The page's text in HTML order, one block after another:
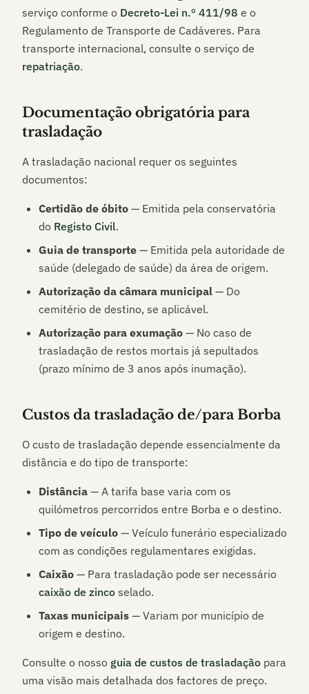
serviço conforme o Decreto-Lei n.º 411/98 e o
Regulamento de Transporte de Cadáveres. Para
transporte internacional, consulte o serviço de
repatriação.
Documentação obrigatória para
trasladação
A trasladação nacional requer os seguintes
documentos:
Certidão de óbito — Emitida pela conservatória
do Registo Civil.
Guia de transporte — Emitida pela autoridade de
saúde (delegado de saúde) da área de origem.
Autorização da câmara municipal — Do
cemitério de destino, se aplicável.
Autorização para exumação — No caso de
trasladação de restos mortais já sepultados
(prazo mínimo de 3 anos após inumação).
Custos da trasladação de/para Borba
O custo de trasladação depende essencialmente da
distância e do tipo de transporte:
Distância — A tarifa base varia com os
quilómetros percorridos entre Borba e o destino.
Tipo de veículo — Veículo funerário especializado
com as condições regulamentares exigidas.
Caixão — Para trasladação pode ser necessário
caixão de zinco selado.
Taxas municipais — Variam por município de
origem e destino.
Consulte o nosso guia de custos de trasladação para
uma visão mais detalhada dos factores de preço.